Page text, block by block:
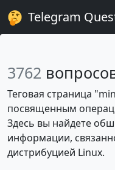
Telegram
3762
Теговая страница
посвященным
Здесь вы найдете
информации,
дистрибуцией Linux.